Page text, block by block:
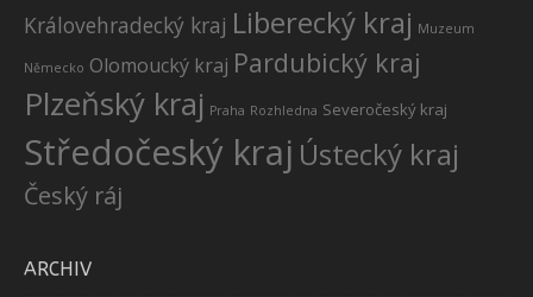
Královehradecký kraj Liberecký kraj Muzeum
Německo Olomoucký kraj Pardubický kraj
Plzeňský kraj Praha Rozhledna Severočeský kraj
Středočeský kraj Ústecký kraj
Český ráj
ARCHIV